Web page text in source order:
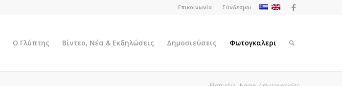
Επικοινωνία Σύνδεσμοι
Ο Γλύπτης Βίντεο, Νέα & Εκδηλώσεις Δημοσιεύσεις Φωτογκαλερι